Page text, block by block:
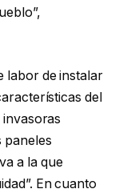
labor de instalar
del
paneles
a la que
En cuanto